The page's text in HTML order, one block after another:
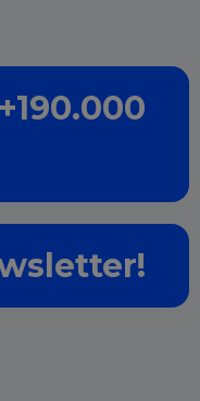
+190.000